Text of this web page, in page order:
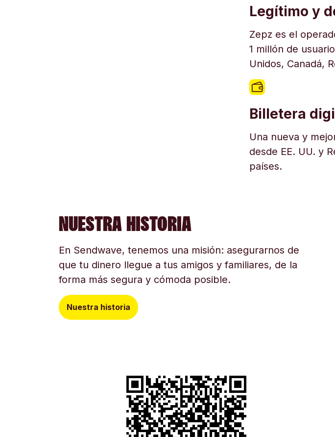
Legítimo y
Zepz es el
1 millón de
Unidos, Canadá,
Billetera
Una nueva y
desde EE. UU. y
países.
NUESTRA HISTORIA
En Sendwave, tenemos una misión: asegurarnos de
que tu dinero llegue a tus amigos y familiares, de la
forma más segura y cómoda posible.
Nuestra historia